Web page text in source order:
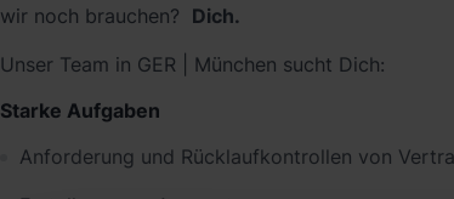
wir noch brauchen? Dich.
Unser Team in GER | München sucht Dich:
Starke Aufgaben
Anforderung und Rücklaufkontrollen von